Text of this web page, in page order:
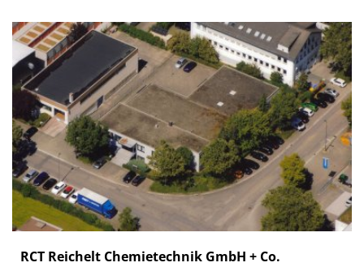
RCT Reichelt Chemietechnik GmbH + Co.